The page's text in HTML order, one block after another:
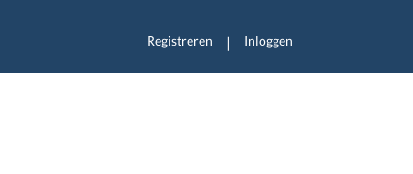
Registreren | Inloggen